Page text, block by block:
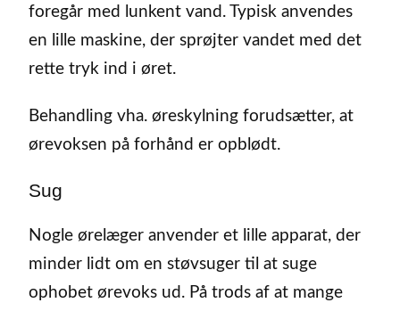
foregår med lunkent vand. Typisk anvendes
en lille maskine, der sprøjter vandet med det
rette tryk ind i øret.
Behandling vha. øreskylning forudsætter, at
ørevoksen på forhånd er opblødt.
Sug
Nogle ørelæger anvender et lille apparat, der
minder lidt om en støvsuger til at suge
ophobet ørevoks ud. På trods af at mange